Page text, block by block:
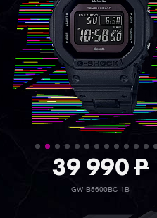
39 990P
GW-B5600BC-1B